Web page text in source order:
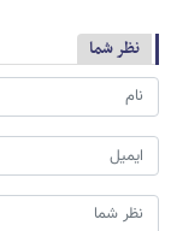
نظر شما